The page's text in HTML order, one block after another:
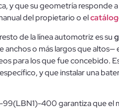
y que su geometría responde
del propietario o el
de la línea automotriz es su
o más largos que
para los que fue concebido.
y que instalar una
99(LBN1)-400 garantiza que el